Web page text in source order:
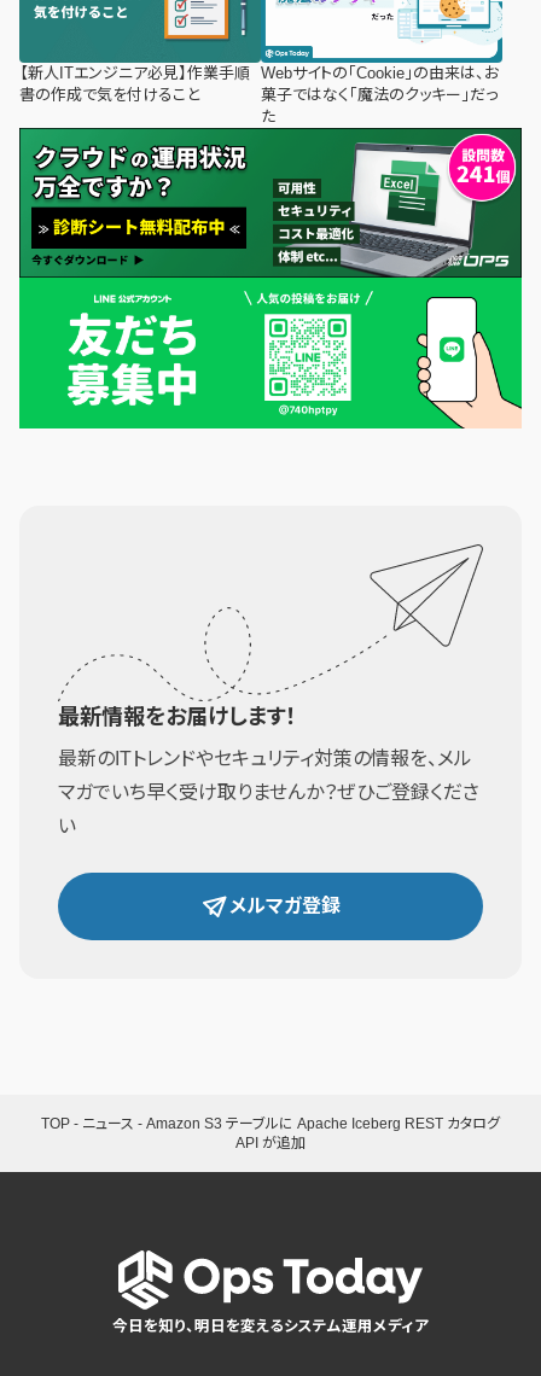
【新人ITエンジニア必見】作業手順
書の作成で気を付けること
Webサイトの「Cookie」の由来は、お
菓子ではなく「魔法のクッキー」だっ
た
最新情報をお届けします！
最新のITトレンドやセキュリティ対策の情報を、メル
マガでいち早く受け取りませんか？ぜひご登録くださ
い
メルマガ登録
TOP - ニュース - Amazon S3 テーブルに Apache Iceberg REST カタログ
API が追加
今日を知り、明日を変えるシステム運用メディア